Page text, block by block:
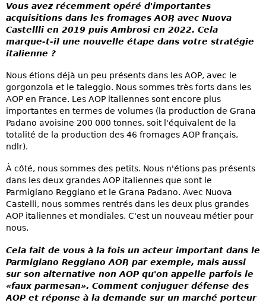
Vous avez récemment opéré d'importantes
acquisitions dans les fromages AOP, avec Nuova
Castellli en 2019 puis Ambrosi en 2022. Cela
marque-t-il une nouvelle étape dans votre stratégie
italienne ?
Nous étions déjà un peu présents dans les AOP, avec le
gorgonzola et le taleggio. Nous sommes très forts dans les
AOP en France. Les AOP italiennes sont encore plus
importantes en termes de volumes (la production de Grana
Padano avoisine 200 000 tonnes, soit l'équivalent de la
totalité de la production des 46 fromages AOP français,
ndlr).
À côté, nous sommes des petits. Nous n'étions pas présents
dans les deux grandes AOP italiennes que sont le
Parmigiano Reggiano et le Grana Padano. Avec Nuova
Castelli, nous sommes rentrés dans les deux plus grandes
AOP italiennes et mondiales. C'est un nouveau métier pour
nous.
Cela fait de vous à la fois un acteur important dans le
Parmigiano Reggiano AOP, par exemple, mais aussi
sur son alternative non AOP qu'on appelle parfois le
«faux parmesan». Comment conjuguer défense des
AOP et réponse à la demande sur un marché porteur